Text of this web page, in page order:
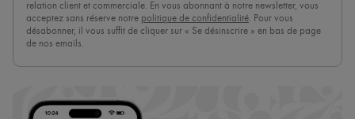
relation client et commerciale. En vous abonnant à notre newsletter, vous
acceptez sans réserve notre politique de confidentialité. Pour vous
désabonner, il vous suffit de cliquer sur « Se désinscrire » en bas de page
de nos emails.